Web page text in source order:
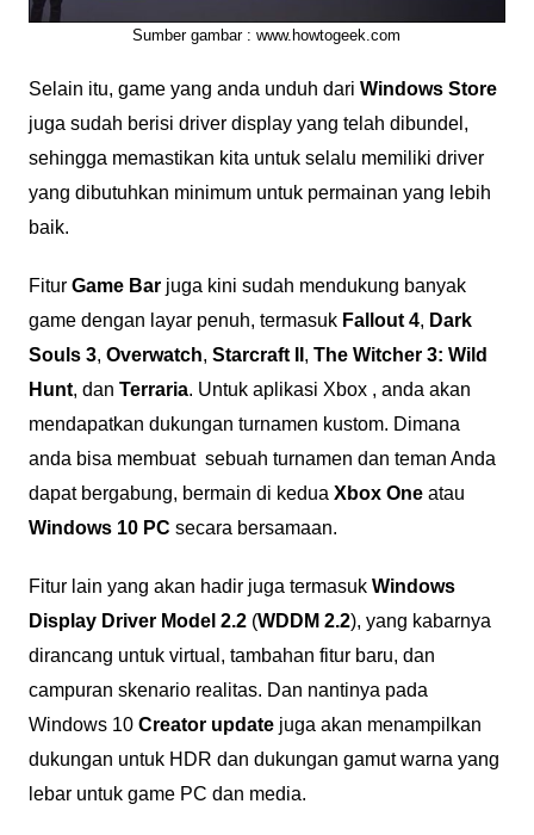
Sumber gambar : www.howtogeek.com
Selain itu, game yang anda unduh dari Windows Store
juga sudah berisi driver display yang telah dibundel,
sehingga memastikan kita untuk selalu memiliki driver
yang dibutuhkan minimum untuk permainan yang lebih
baik.
Fitur Game Barjuga kini sudah mendukung banyak
game dengan layar penuh, termasuk Fallout 4, Dark
Souls 3, Overwatch, Starcraft II , The Witcher 3: Wild
Hunt, dan Terraria. Untuk aplikasi Xbox , anda akan
mendapatkan dukungan turnamen kustom. Dimana
anda bisa membuat sebuah turnamen dan teman Anda
dapat bergabung, bermain di kedua Xbox Oneatau
Windows 10 PC secara bersamaan.
Fitur lain yang akan hadir juga termasuk Windows
Display Driver Model 2.2(WDDM 2.2), yang kabarnya
dirancang untuk virtual, tambahan fitur baru, dan
campuran skenario realitas. Dan nantinya pada
Windows 10 Creator updatejuga akan menampilkan
dukungan untuk HDR dan dukungan gamut warna yang
lebar untuk game PC dan media.